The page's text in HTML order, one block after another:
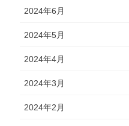
2024年6月
2024年5月
2024年4月
2024年3月
2024年2月